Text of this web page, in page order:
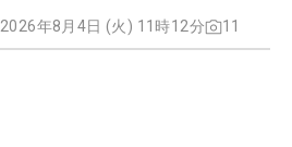
2026年8月4日 (火) 11時12分 11